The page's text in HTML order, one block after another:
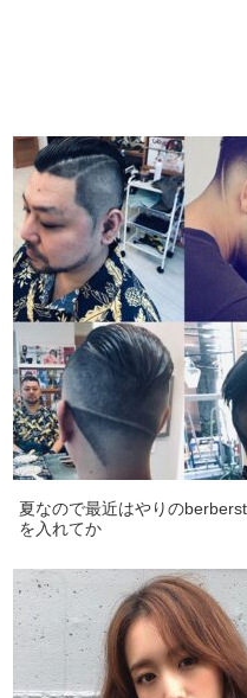
夏なので最近はやりの
を入れてか